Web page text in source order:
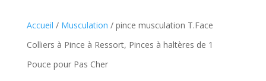
Accueil / Musculation / pince musculation T.Face
Colliers à Pince à Ressort, Pinces à haltères de 1
Pouce pour Pas Cher